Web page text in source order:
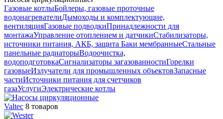
Газовые котлыБойлеры, газовые проточные
водонагревателиДымоходы и комплектующие,
вентиляцияГазовые подводкиПринадлежности для
монтажаУправление отоплением и датчикиСтабилизаторы,
источники питания, АКБ, защита Баки мембранныеСтальные
панельные радиаторыВодоочистка,
водоподготовкаСигнализаторы загазованностиГорелки
газовыеИзлучатели для промышленных объектовЗапасные
частиИсточники питания для счетчиков
газаУслугиЭлектрические котлы
Valtec 8 товаров